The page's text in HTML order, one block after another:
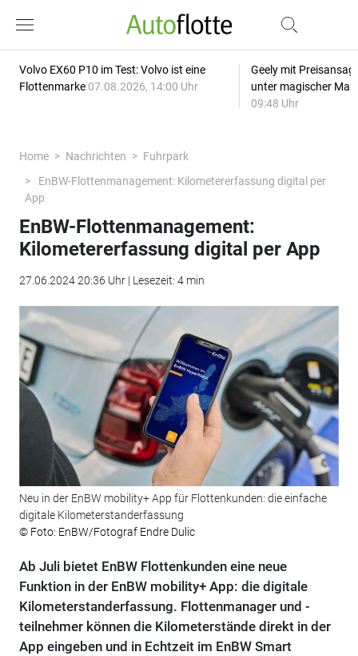
Volvo EX60 P10 im Test: Volvo ist eine
Flottenmarke 07.08.2026, 14:00 Uhr
Geely mit
unter magischer
09:48 Uhr
Home Nachrichten
Fuhrpark
EnBW-Flottenmanagement: Kilometererfassung digital per
App
EnBW-Flottenmanagement:
Kilometererfassung digital per App
27.06.2024 20:36 Uhr | Lesezeit: 4 min
Neu in der EnBW mobility+ App für Flottenkunden: die einfache
digitale Kilometerstanderfassung
© Foto: EnBW/Fotograf Endre Dulic
Ab Juli bietet EnBW Flottenkunden eine neue
Funktion in der EnBW mobility+ App: die digitale
Kilometerstanderfassung. Flottenmanager und -
teilnehmer können die Kilometerstände direkt in der
App eingeben und in Echtzeit im EnBW Smart